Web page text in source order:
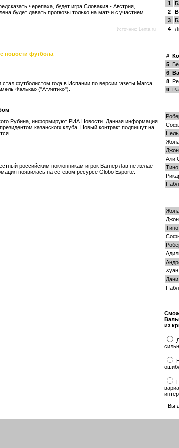
черепаха, будет игра Словакия - Австрия,
будет давать прогнозы только на матчи с участием
Источник: Lenta.ru
новости футбола
футболистом года в Испании по версии газеты Marca.
Фалькао ("Атлетико").
Рубина, информируют РИА Новости. Данная информация
казанского клуба. Новый контракт подпишут на
российским поклонникам игрок Вагнер Лав не желает
появилась на сетевом ресурсе Globo Esporte.
1
2
3
4
#
5
6
8
9
Али
Тино
Тино
Хуан
из
Вы